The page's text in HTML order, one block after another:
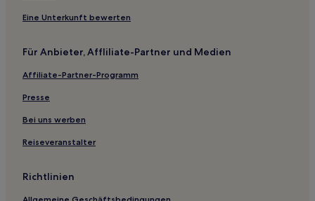
Eine Unterkunft bewerten
Für Anbieter, Affliliate-Partner und Medien
Affiliate-Partner-Programm
Presse
Bei uns werben
Reiseveranstalter
Richtlinien